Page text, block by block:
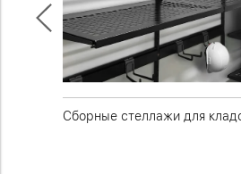
Сборные стеллажи для